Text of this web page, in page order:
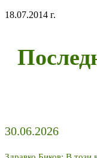
18.07.2014 г.
30.06.2026